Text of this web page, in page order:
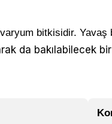
bitkisidir. Yavaş
da bakılabilecek